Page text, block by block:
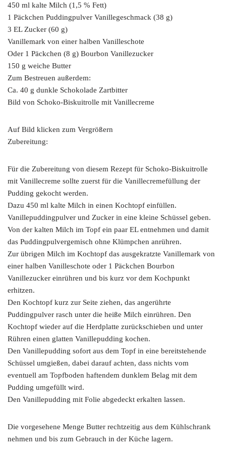
450 ml kalte Milch (1,5 % Fett)
1 Päckchen Puddingpulver Vanillegeschmack (38 g)
3 EL Zucker (60 g)
Vanillemark von einer halben Vanilleschote
Oder 1 Päckchen (8 g) Bourbon Vanillezucker
150 g weiche Butter
Zum Bestreuen außerdem:
Ca. 40 g dunkle Schokolade Zartbitter
Bild von Schoko-Biskuitrolle mit Vanillecreme
Auf Bild klicken zum Vergrößern
Zubereitung:
Für die Zubereitung von diesem Rezept für Schoko-Biskuitrolle
mit Vanillecreme sollte zuerst für die Vanillecremefüllung der
Pudding gekocht werden.
Dazu 450 ml kalte Milch in einen Kochtopf einfüllen.
Vanillepuddingpulver und Zucker in eine kleine Schüssel geben.
Von der kalten Milch im Topf ein paar EL entnehmen und damit
das Puddingpulvergemisch ohne Klümpchen anrühren.
Zur übrigen Milch im Kochtopf das ausgekratzte Vanillemark von
einer halben Vanilleschote oder 1 Päckchen Bourbon
Vanillezucker einrühren und bis kurz vor dem Kochpunkt
erhitzen.
Den Kochtopf kurz zur Seite ziehen, das angerührte
Puddingpulver rasch unter die heiße Milch einrühren. Den
Kochtopf wieder auf die Herdplatte zurückschieben und unter
Rühren einen glatten Vanillepudding kochen.
Den Vanillepudding sofort aus dem Topf in eine bereitstehende
Schüssel umgießen, dabei darauf achten, dass nichts vom
eventuell am Topfboden haftendem dunklem Belag mit dem
Pudding umgefüllt wird.
Den Vanillepudding mit Folie abgedeckt erkalten lassen.
Die vorgesehene Menge Butter rechtzeitig aus dem Kühlschrank
nehmen und bis zum Gebrauch in der Küche lagern.